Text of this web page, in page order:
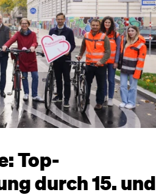
Top-
durch 15. und